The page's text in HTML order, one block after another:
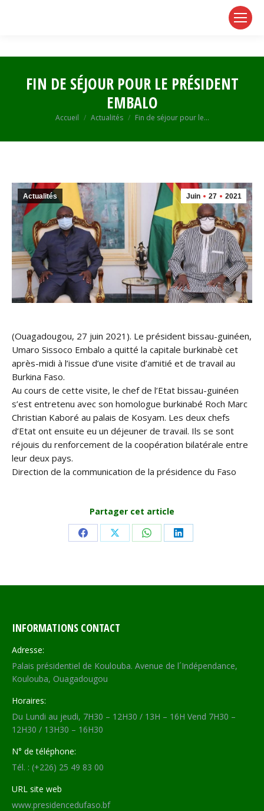
FIN DE SÉJOUR POUR LE PRÉSIDENT
EMBALO
Vous êtes ici :
Accueil Actualités Fin de séjour pour le…
Juin 27 2021
Actualités
(Ouagadougou, 27 juin 2021). Le président bissau-guinéen,
Umaro Sissoco Embalo a quitté la capitale burkinabè cet
après-midi à l’issue d’une visite d’amitié et de travail au
Burkina Faso.
Au cours de cette visite, le chef de l’Etat bissau-guinéen
s’est entretenu avec son homologue burkinabé Roch Marc
Christian Kaboré au palais de Kosyam. Les deux chefs
d’Etat ont ensuite eu un déjeuner de travail. Ils se sont
réjouis du renforcement de la coopération bilatérale entre
leur deux pays.
Direction de la communication de la présidence du Faso
Partager cet article
Share Share Share Share
INFORMATIONS CONTACT
Adresse:
Palais présidentiel de Koulouba. Avenue de l´Indépendance,
Koulouba, Ouagadougou
Horaires:
Du Lundi au jeudi, 7H30 – 12H30 / 13H – 16H Vend 7H30 –
12H30 / 13H30 – 16H30
N° de téléphone:
Tél. : (+226) 25 49 83 00
URL site web
www.presidencedufaso.bf